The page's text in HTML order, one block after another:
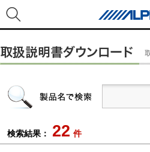
検索結果： 22 件